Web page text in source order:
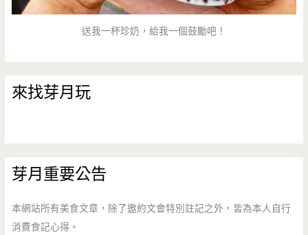
送我一杯珍奶，給我一個鼓勵吧！
來找芽月玩
芽月重要公告
本網站所有美食文章，除了邀約文會特別註記之外，皆為本人自行
消費食記心得。